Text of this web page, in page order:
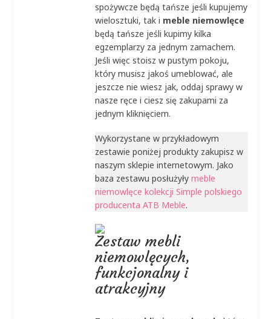
spożywcze będą tańsze jeśli kupujemy
wielosztuki, tak i meble niemowlęce
będą tańsze jeśli kupimy kilka
egzemplarzy za jednym zamachem.
Jeśli więc stoisz w pustym pokoju,
który musisz jakoś umeblować, ale
jeszcze nie wiesz jak, oddaj sprawy w
nasze ręce i ciesz się zakupami za
jednym kliknięciem.
Wykorzystane w przykładowym
zestawie poniżej produkty zakupisz w
naszym sklepie internetowym. Jako
baza zestawu posłużyły meble
niemowlęce kolekcji Simple polskiego
producenta ATB Meble.
Zestaw mebli
niemowlęcych,
funkcjonalny i
atrakcyjny